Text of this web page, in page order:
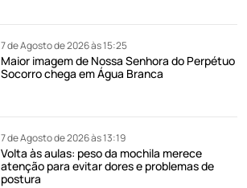
7 de Agosto de 2026 às 15:25
Maior imagem de Nossa Senhora do Perpétuo
Socorro chega em Água Branca
7 de Agosto de 2026 às 13:19
Volta às aulas: peso da mochila merece
atenção para evitar dores e problemas de
postura